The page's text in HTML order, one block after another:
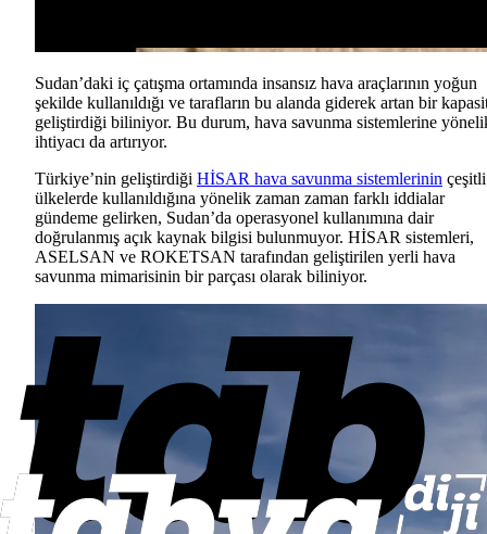
Sudan’daki iç çatışma ortamında insansız hava araçlarının yoğun
şekilde kullanıldığı ve tarafların bu alanda giderek artan bir
geliştirdiği biliniyor. Bu durum, hava savunma sistemlerine
ihtiyacı da artırıyor.
Türkiye’nin geliştirdiği HİSAR hava savunma sistemlerinin çeşitli
ülkelerde kullanıldığına yönelik zaman zaman farklı iddialar
gündeme gelirken, Sudan’da operasyonel kullanımına dair
doğrulanmış açık kaynak bilgisi bulunmuyor. HİSAR sistemleri,
ASELSAN ve ROKETSAN tarafından geliştirilen yerli hava
savunma mimarisinin bir parçası olarak biliniyor.